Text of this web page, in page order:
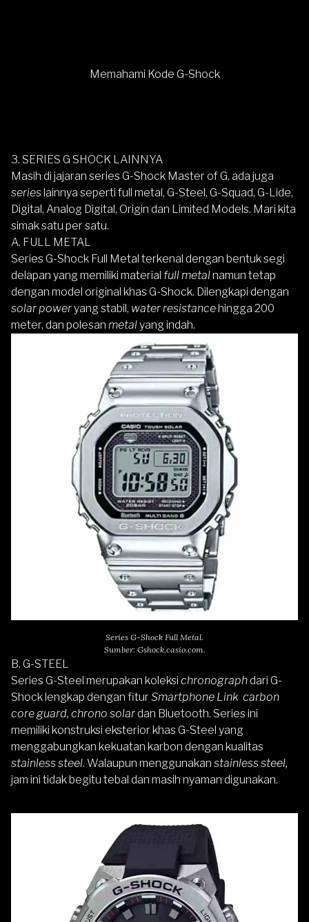
Memahami Kode G-Shock
3. SERIES G SHOCK LAINNYA
Masih di jajaran series G-Shock Master of G, ada juga
serieslainnya seperti full metal, G-Steel, G-Squad, G-Lide,
Digital, Analog Digital, Origin dan Limited Models. Mari kita
simak satu per satu.
A. FULL METAL
Series G-Shock Full Metal terkenal dengan bentuk segi
delapan yang memiliki material full metalnamun tetap
dengan model original khas G-Shock. Dilengkapi dengan
solar poweryang stabil, water resistancehingga 200
meter, dan polesan metalyang indah.
Series G-Shock Full Metal.
Sumber: Gshock.casio.com.
B. G-STEEL
Series G-Steel merupakan koleksi chronographdari G-
Shock lengkap dengan fitur Smartphone Link carbon
core guard, chrono solardan Bluetooth. Series ini
memiliki konstruksi eksterior khas G-Steel yang
menggabungkan kekuatan karbon dengan kualitas
stainless steel. Walaupun menggunakan stainless steel,
jam ini tidak begitu tebal dan masih nyaman digunakan.